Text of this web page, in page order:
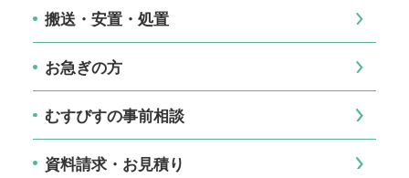
搬送・安置・処置
お急ぎの方
むすびすの事前相談
資料請求・お見積り